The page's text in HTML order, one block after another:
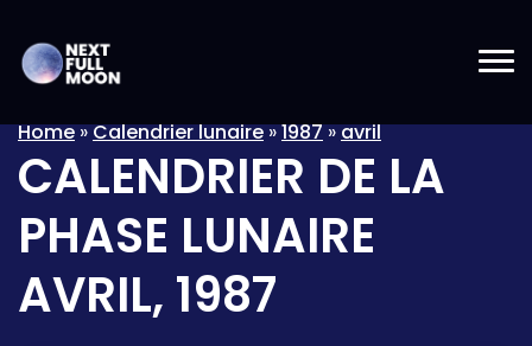
Home»Calendrier lunaire»1987»avril
CALENDRIER DE LA
PHASE LUNAIRE
AVRIL, 1987